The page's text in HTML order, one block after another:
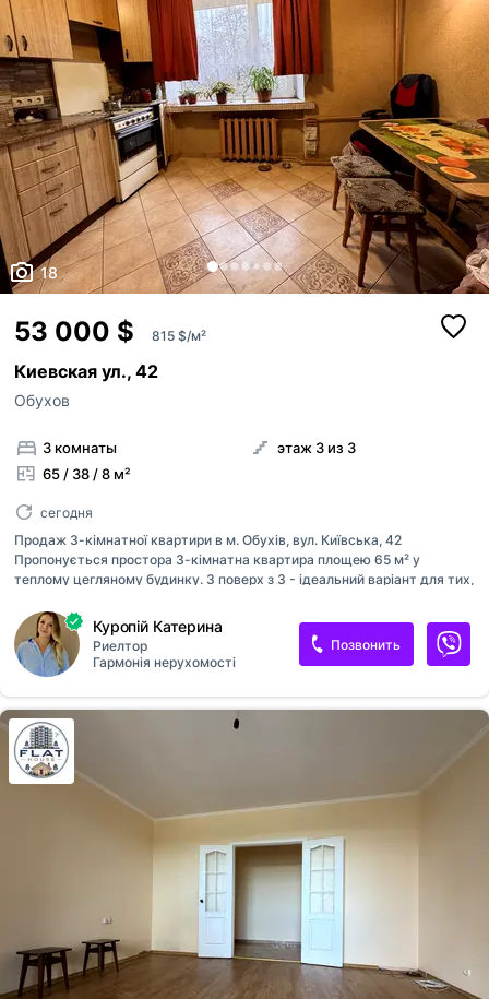
18
53 000 $ 815 $/м²
Киевская ул., 42
Обухов
3 комнаты
65 / 38 / 8 м²
этаж 3 из 3
сегодня
Продаж 3-кімнатної квартири в м. Обухів, вул. Київська, 42
Пропонується простора 3-кімнатна квартира площею 65 м² у
теплому цегляному будинку. 3 поверх з 3 - ідеальний варіант для тих,
прибудинкова територія , вʼїзд через шлагбаум. 🔸 Переваги квартири:
•Три окремі кімнати- комфортно для сім’ї або здачі в оренду.
•Роздільний санвузол, обладнаний кафелем. •Два балкони -
додатковий простір для зберігання чи відпочинку. •Квартира в
житловому стані , зі збереженим станом, частково з меблями та
технікою. 🔸 Інфраструктура: Будинок розташований у зручному
районі( Старий центр) - поруч магазини, великий Епіцентр , зупинки...
Куропій Катерина
Риелтор
Гармонія нерухомості
Позвонить